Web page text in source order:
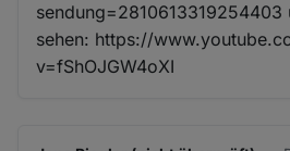
sendung=2810613319254403
sehen: https://
v=fShOJGW4oXI